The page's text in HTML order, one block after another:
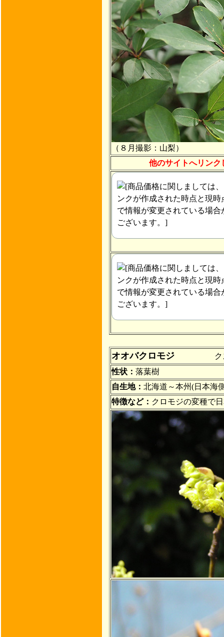
（８月撮影：山梨）
他のサイトへリンク
オオバクロモジ クスノキ
性状： 落葉樹
自生地： 北海道～本州(日本海
特徴など： クロモジの変種で